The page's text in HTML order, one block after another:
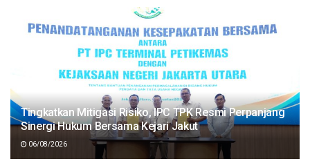
Tingkatkan Mitigasi Risiko, IPC TPK Resmi Perpanjang
Sinergi Hukum Bersama Kejari Jakut
06/08/2026